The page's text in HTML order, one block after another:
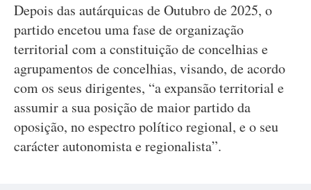
Depois das autárquicas de Outubro de 2025, o
partido encetou uma fase de organização
territorial com a constituição de concelhias e
agrupamentos de concelhias, visando, de acordo
com os seus dirigentes, “a expansão territorial e
assumir a sua posição de maior partido da
oposição, no espectro político regional, e o seu
carácter autonomista e regionalista”.